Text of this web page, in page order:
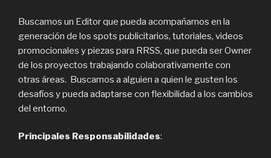
Buscamos un Editor que pueda acompañarnos en la
generación de los spots publicitarios, tutoriales, videos
promocionales y piezas para RRSS, que pueda ser Owner
de los proyectos trabajando colaborativamente con
otras áreas. Buscamos a alguien a quien le gusten los
desafíos y pueda adaptarse con flexibilidad a los cambios
del entorno.
Principales Responsabilidades: